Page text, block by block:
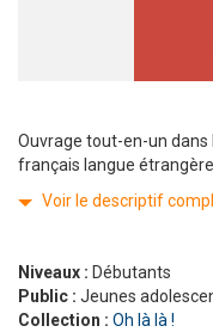
Ouvrage tout-en-un dans
français langue étrangère
Voir le descriptif
Niveaux : Débutants
Public : Jeunes
Collection : Oh là là !